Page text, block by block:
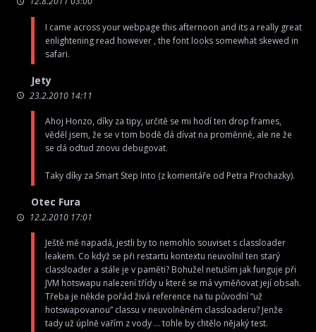
I came across your webpage this afternoon and its a really great
enlightening read however , the font looks somewhat skewed in
safari.
Jety
23.2.2010 14:11
Ahoj Honzo, díky za tipy, určitě se mi hodí ten drop frames,
věděl jsem, že se v tom bodě dá dívat na proměnné, ale ne že
se dá odtud znovu debugovat.
Taky díky za Smart Step Into (z komentáře od Petra Prochazky).
Otec Fura
12.2.2010 17:01
Ještě mě napadá, jestli by to nemohlo souviset s classloader
leakem. Co když se při restartu kontextu neuvolnil ten starý
classloader a stále je v paměti? Bohužel netuším jak funguje při
JVM hotswapu nalezení třídy u které se má vyměňovat její obsah.
Třeba je někde pořád živá reference na tu původní “už
hotswapovanou” classu v neuvolněném classloaderu? Jenže
tady už úplně vařím z vody … tohle by chtělo nějaký test.